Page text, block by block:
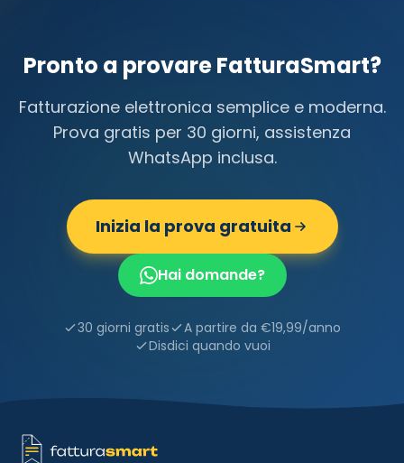
Pronto a provare FatturaSmart?
Fatturazione elettronica semplice e moderna.
Prova gratis per 30 giorni, assistenza
WhatsApp inclusa.
Inizia la prova gratuita
Hai domande?
30 giorni gratis
A partire da €19,99/anno
Disdici quando vuoi